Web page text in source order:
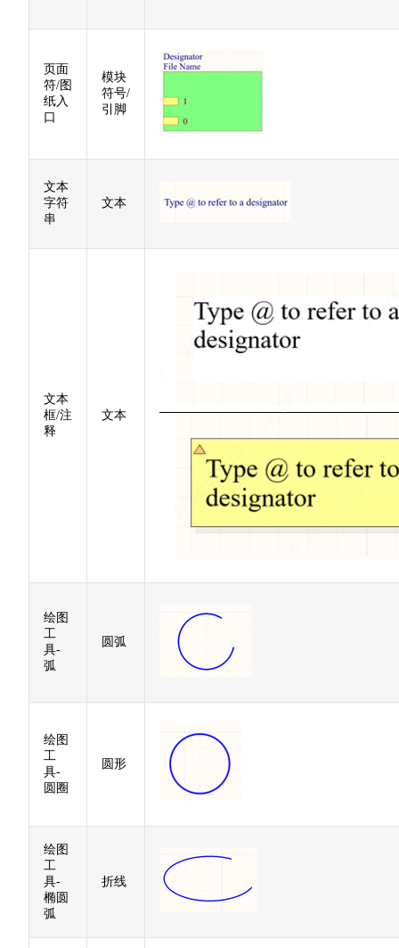
页面
符/图
纸入
口
模块
符号/
引脚
文本
字符
串
文本
文本
框/注
释
文本
绘图
工
具-
弧
圆弧
绘图
工
具-
圆圈
圆形
绘图
工
具-
椭圆
弧
折线